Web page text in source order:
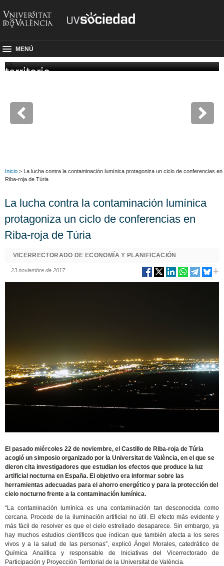
MENÚ
Las exposiciones escampan cultura en el
territorio
Inicio > La lucha contra la contaminación lumínica protagoniza un ciclo de conferencias en
Riba-roja de Túria
La lucha contra la contaminación lumínica
protagoniza un ciclo de conferencias en
Riba-roja de Túria
VICERRECTORADO DE ECONOMÍA Y PLANIFICACIÓN
23 noviembre de 2017
El pasado miércoles 22 de noviembre, el Castillo de Riba-roja de Túria
acogió un simposio organizado por la Universitat de València, en el que se
dieron cita investigadores que estudian los efectos que produce la luz
artificial nocturna en España. El objetivo era informar sobre las
herramientas adecuadas para el ahorro energético y para la protección del
cielo nocturno frente a la contaminación lumínica.
“La contaminación lumínica es una contaminación tan desconocida como
cercana. Procede de la iluminación artificial no útil. El efecto más evidente y
más fácil de resolver es que el cielo estrellado desaparece. Sin embargo, ya
hay muchos estudios científicos que indican que también afecta a los seres
vivos y a la salud de las personas”, explicó Ángel Morales, catedrático de
Química Analítica y responsable de Iniciativas del Vicerrectorado de
Participación y Proyección Territorial de la Universitat de València.